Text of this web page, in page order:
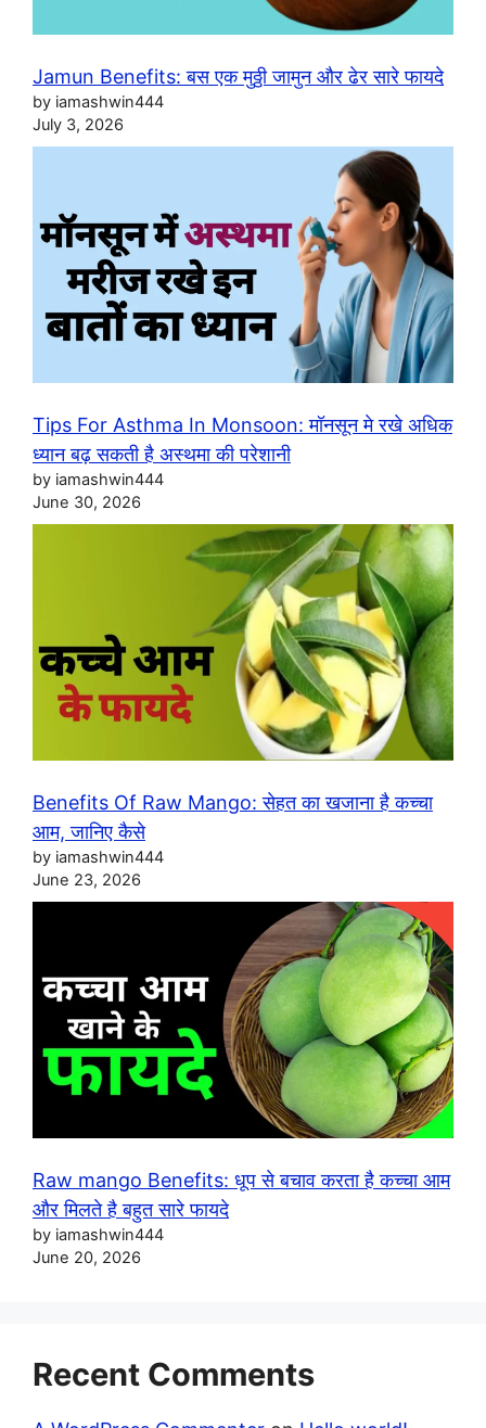
Jamun Benefits: बस एक मुठ्ठी जामुन और ढेर सारे फायदे
by iamashwin444
July 3, 2026
Tips For Asthma In Monsoon: मॉनसून मे रखे अधिक
ध्यान बढ़ सकती है अस्थमा की परेशानी
by iamashwin444
June 30, 2026
Benefits Of Raw Mango: सेहत का खजाना है कच्चा
आम, जानिए कैसे
by iamashwin444
June 23, 2026
Raw mango Benefits: धूप से बचाव करता है कच्चा आम
और मिलते है बहुत सारे फायदे
by iamashwin444
June 20, 2026
Recent Comments